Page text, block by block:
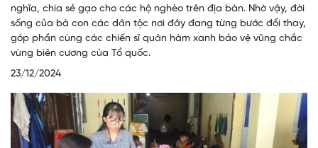
nghĩa, chia sẻ gạo cho các hộ nghèo trên địa bàn. Nhờ vậy, đời
sống của bà con các dân tộc nơi đây đang từng bước đổi thay,
góp phần cùng các chiến sĩ quân hàm xanh bảo vệ vũng chắc
vùng biên cương của Tổ quốc.
23/12/2024